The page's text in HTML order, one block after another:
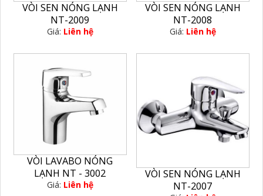
VÒI SEN NÓNG LẠNH
NT-2009
Giá: Liên hệ
VÒI SEN NÓNG LẠNH
NT-2008
Giá: Liên hệ
VÒI LAVABO NÓNG
LẠNH NT - 3002
Giá: Liên hệ
VÒI SEN NÓNG LẠNH
NT-2007